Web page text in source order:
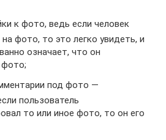
к фото, ведь если человек
фото, то это легко увидеть, и
означает, что он
фото;
под фото —
пользователь
то или иное фото, то он его